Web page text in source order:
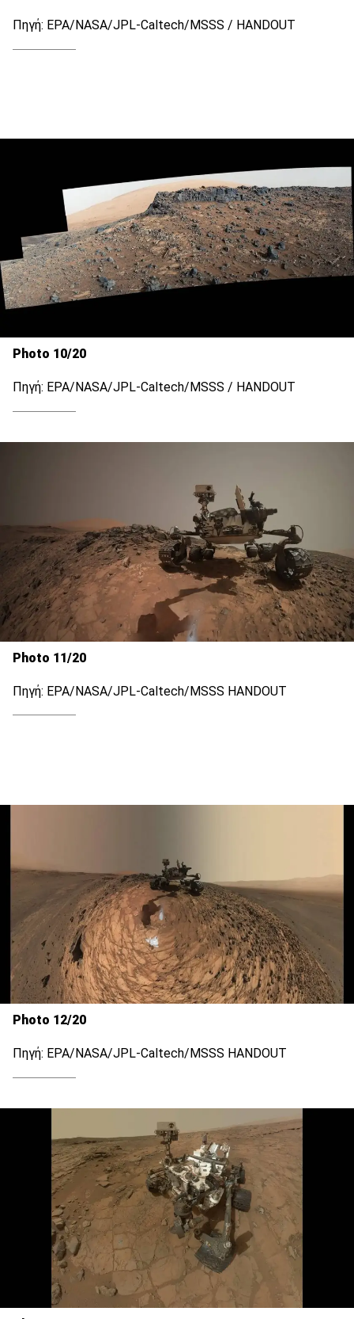
Πηγή: EPA/NASA/JPL-Caltech/MSSS / HANDOUT
Photo 10/20
Πηγή: EPA/NASA/JPL-Caltech/MSSS / HANDOUT
Photo 11/20
Πηγή: EPA/NASA/JPL-Caltech/MSSS HANDOUT
Photo 12/20
Πηγή: EPA/NASA/JPL-Caltech/MSSS HANDOUT